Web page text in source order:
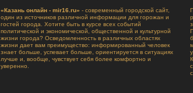
«Казань онлайн - mir16.ru» - современный городской сайт,
один из источников различной информации для горожан и
гостей города. Хотите быть в курсе всех событий
политической и экономической, общественной и культурной
жизни города? Осведомленность в различных областях
жизни дает вам преимущество: информированный человек
знает больше, успевает больше, ориентируется в ситуациях
лучше и, вообще, чувствует себя более комфортно и
уверенно.